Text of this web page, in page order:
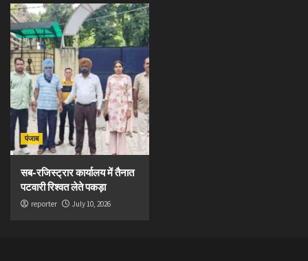
पंजाब
सब-रजिस्ट्रार कार्यालय में तैनात
पटवारी रिश्वत लेते पकड़ा
reporter July 10, 2026